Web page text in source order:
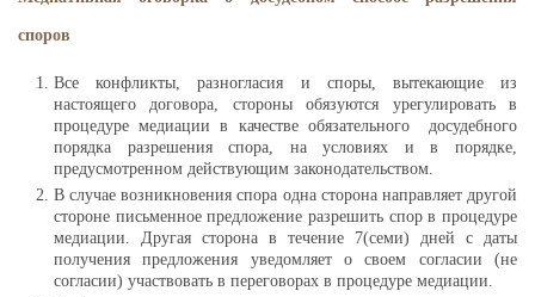
споров
Все конфликты, разногласия и споры, вытекающие из
настоящего договора, стороны обязуются урегулировать в
процедуре медиации в качестве обязательного досудебного
порядка разрешения спора, на условиях и в порядке,
предусмотренном действующим законодательством.
В случае возникновения спора одна сторона направляет другой
стороне письменное предложение разрешить спор в процедуре
медиации. Другая сторона в течение 7(семи) дней с даты
получения предложения уведомляет о своем согласии (не
согласии) участвовать в переговорах в процедуре медиации.